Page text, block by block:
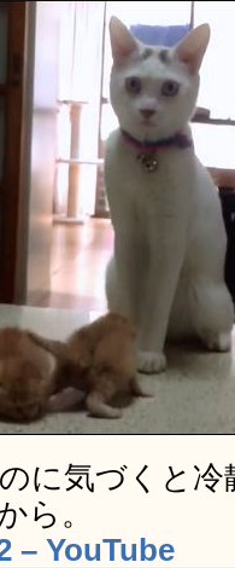
に気づくと
ら。
– YouTube